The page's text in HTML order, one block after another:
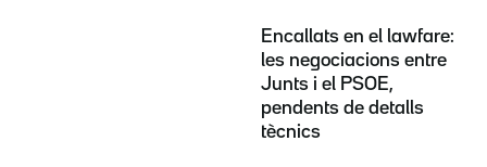
Encallats en el lawfare:
les negociacions entre
Junts i el PSOE,
pendents de detalls
tècnics